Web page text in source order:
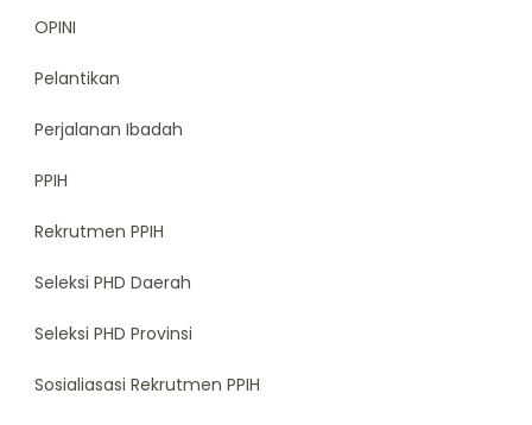
OPINI
Pelantikan
Perjalanan Ibadah
PPIH
Rekrutmen PPIH
Seleksi PHD Daerah
Seleksi PHD Provinsi
Sosialiasasi Rekrutmen PPIH